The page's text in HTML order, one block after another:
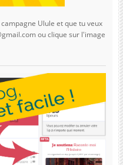
Ulule et que tu veux
ou clique sur l'image